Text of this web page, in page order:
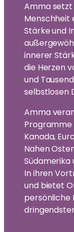
Amma setzt
Menschheit
Stärke und
innerer
die Herzen
und
selbstlosen
Amma
Programme
Kanada,
Nahen
Südamerika
In ihren
und bietet
persönliche